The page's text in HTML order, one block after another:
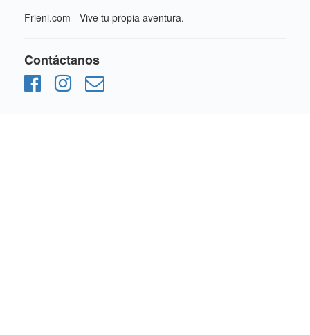
Frieni.com - Vive tu propia aventura.
Contáctanos